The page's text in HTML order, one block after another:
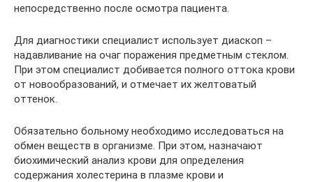
непосредственно после осмотра пациента.
Для диагностики специалист использует диаскоп –
надавливание на очаг поражения предметным стеклом.
При этом специалист добивается полного оттока крови
от новообразований, и отмечает их желтоватый
оттенок.
Обязательно больному необходимо исследоваться на
обмен веществ в организме. При этом, назначают
биохимический анализ крови для определения
содержания холестерина в плазме крови и